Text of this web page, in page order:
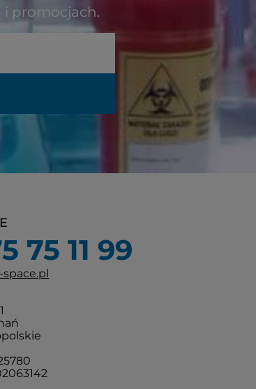
i promocjach.
75 11 99